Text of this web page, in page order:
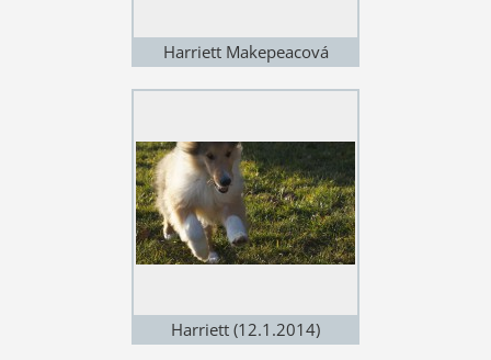
Harriett Makepeacová
Harriett (12.1.2014)